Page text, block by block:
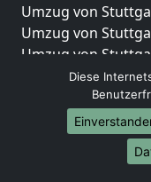
Umzug von
Umzug von
Umzug von
Umzug von
Umzug von
Umzug von
Umzug von
Umzug von
Diese